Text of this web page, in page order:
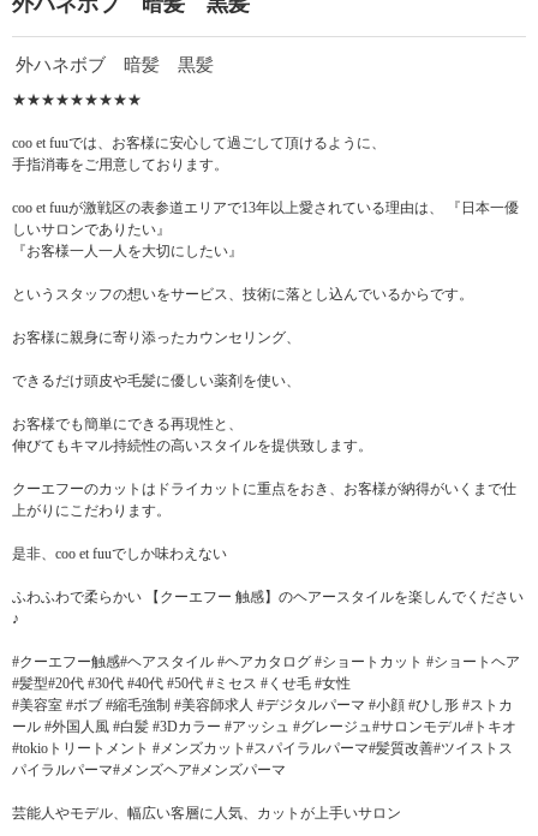
外ハネボブ 暗髪 黒髪
★★★★★★★★★
coo et fuuでは、お客様に安心して過ごして頂けるように、
手指消毒をご用意しております。
coo et fuuが激戦区の表参道エリアで13年以上愛されている理由は、 『日本一優
しいサロンでありたい』
『お客様一人一人を大切にしたい』
というスタッフの想いをサービス、技術に落とし込んでいるからです。
お客様に親身に寄り添ったカウンセリング、
できるだけ頭皮や毛髪に優しい薬剤を使い、
お客様でも簡単にできる再現性と、
伸びてもキマル持続性の高いスタイルを提供致します。
クーエフーのカットはドライカットに重点をおき、お客様が納得がいくまで仕
上がりにこだわります。
是非、coo et fuuでしか味わえない
ふわふわで柔らかい 【クーエフー 触感】のヘアースタイルを楽しんでください
♪
#クーエフー触感#ヘアスタイル #ヘアカタログ #ショートカット #ショートヘア
#髪型#20代 #30代 #40代 #50代 #ミセス #くせ毛 #女性
#美容室 #ボブ #縮毛強制 #美容師求人 #デジタルパーマ #小顔 #ひし形 #ストカ
ール #外国人風 #白髪 #3Dカラー #アッシュ #グレージュ#サロンモデル#トキオ
#tokioトリートメント #メンズカット#スパイラルパーマ#髪質改善#ツイストス
パイラルパーマ#メンズヘア#メンズパーマ
芸能人やモデル、幅広い客層に人気、カットが上手いサロン